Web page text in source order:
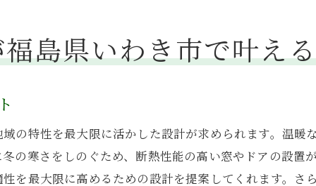
地域密着型工務店の選び方
県いわき市で快適な住まいを提案する工務店の魅力
安全性を重視した施工方法
地元の建材を活用したエコフレンドリー住宅
島県いわき市で叶え
の特性を最大限に活かした設計が求められます。温暖
の寒さをしのぐため、断熱性能の高い窓やドアの設置
を最大限に高めるための設計を提案してくれます。さ